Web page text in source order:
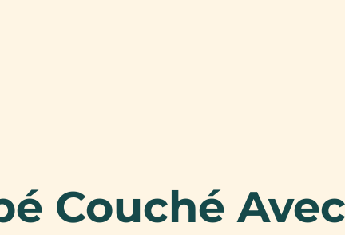
Couché